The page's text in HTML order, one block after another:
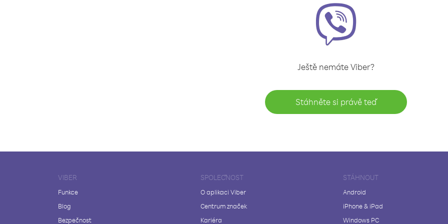
Ještě nemáte Viber?
Stáhněte si právě teď
VIBER
Funkce
Blog
Bezpečnost
SPOLEČNOST
O aplikaci Viber
Centrum značek
Kariéra
STÁHNOUT
Android
iPhone & iPad
Windows PC